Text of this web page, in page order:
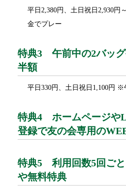
平日2,380円、土日祝日2,930円
金でプレー
特典3 午前中の2バッ
半額
平日330円、土日祝日1,100円 ※
特典4 ホームページや
登録で友の会専用の
特典5 利用回数5回ご
や無料特典